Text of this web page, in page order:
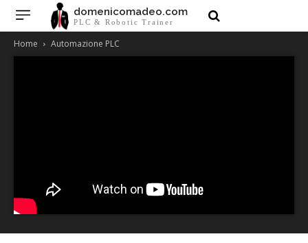
domenicomadeo.com
PLC & Robotic Trainer
Home Automazione PLC